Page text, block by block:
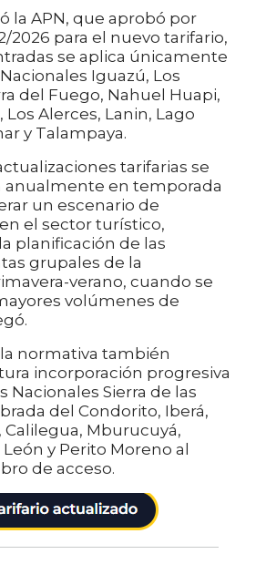
la APN, que aprobó por
2026 para el nuevo tarifario,
se aplica únicamente
Iguazú, Los
del Fuego, Nahuel Huapi,
Los Alerces, Lanin, Lago
y Talampaya.
tarifarias se
en temporada
un escenario de
el sector turístico,
planificación de las
grupales de la
verano, cuando se
volúmenes de
normativa también
incorporación progresiva
Nacionales Sierra de las
del Condorito, Iberá,
Calilegua, Mburucuyá,
y Perito Moreno al
de acceso.